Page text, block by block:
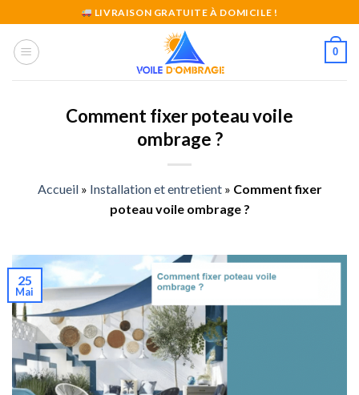
to
content
LIVRAISON GRATUITE À DOMICILE !
0
Comment fixer poteau voile
ombrage ?
Accueil» Installation et entretient» Comment fixer
poteau voile ombrage ?
25
Mai